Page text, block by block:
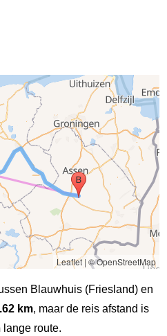
Leaflet| © OpenStreetMap
Blauwhuis (Friesland) en
km, maar de reis afstand is
lange route.